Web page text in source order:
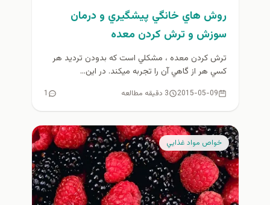
روش هاي خانگي پيشگيري و درمان
سوزش و ترش كردن معده
ترش كردن معده ، مشكلي است كه بدودن ترديد هر
كسي هر از گاهي آن را تجربه ميكند. در اين...
2015-05-09 3 دقیقه مطالعه 1
خواص مواد غذايي